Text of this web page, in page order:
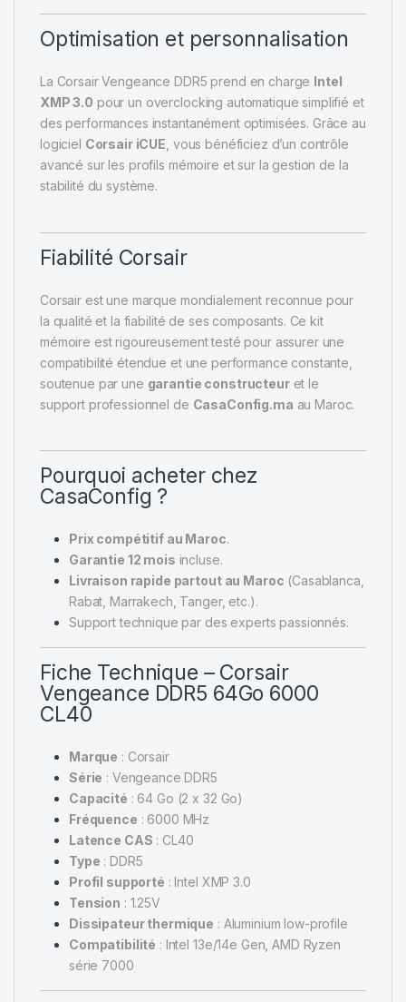
Optimisation et personnalisation
La Corsair Vengeance DDR5 prend en charge Intel
XMP 3.0 pour un overclocking automatique simplifié et
des performances instantanément optimisées. Grâce au
logiciel Corsair iCUE , vous bénéficiez d’un contrôle
avancé sur les profils mémoire et sur la gestion de la
stabilité du système.
Fiabilité Corsair
Corsair est une marque mondialement reconnue pour
la qualité et la fiabilité de ses composants. Ce kit
mémoire est rigoureusement testé pour assurer une
compatibilité étendue et une performance constante,
soutenue par une garantie constructeuret le
support professionnel de CasaConfig.ma au Maroc.
Pourquoi acheter chez
CasaConfig ?
Prix compétitif au Maroc.
Garantie 12 mois incluse.
Livraison rapide partout au Maroc (Casablanca,
Rabat, Marrakech, Tanger, etc.).
Support technique par des experts passionnés.
Fiche Technique – Corsair
Vengeance DDR5 64Go 6000
CL40
Marque : Corsair
Série : Vengeance DDR5
Capacité : 64 Go (2 x 32 Go)
Fréquence : 6000 MHz
Latence CAS : CL40
Type : DDR5
Profil supporté : Intel XMP 3.0
Tension : 1.25V
Dissipateur thermique : Aluminium low-profile
Compatibilité : Intel 13e/14e Gen, AMD Ryzen
série 7000